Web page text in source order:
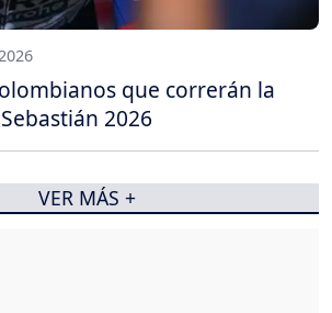
que correrán la
2026
VER MÁS +